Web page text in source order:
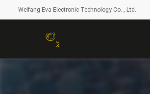
Weifang Eva Electronic Technology Co. , Ltd.